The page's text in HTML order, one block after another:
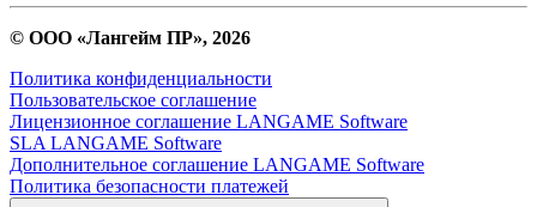
© ООО «Лангейм ПР», 2026
Политика конфиденциальности
Пользовательское соглашение
Лицензионное соглашение LANGAME Software
SLA LANGAME Software
Дополнительное соглашение LANGAME Software
Политика безопасности платежей